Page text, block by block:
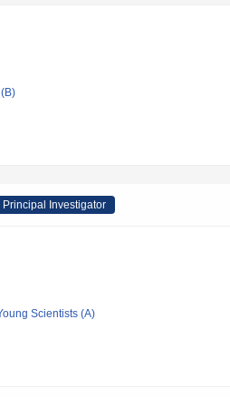
Principal Investigator
Scientists (A)